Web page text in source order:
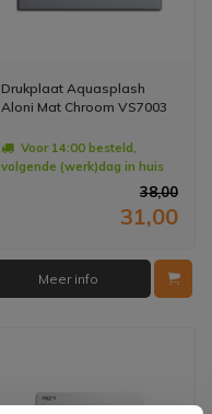
Drukplaat Aquasplash
Aloni Mat Chroom VS7003
Voor 14:00 besteld,
volgende (werk)dag in huis
38,00
31,00
Meer info